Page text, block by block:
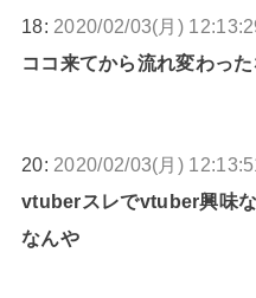
18: 2020/02/03(月)
ココ来てから流れ変わっ
20: 2020/02/03(月)
vtuberスレでvtuber興味
なんや